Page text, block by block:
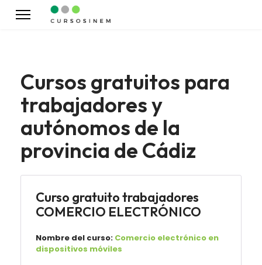
Cursos gratuitos para
trabajadores y
autónomos de la
provincia de Cádiz
Curso gratuito trabajadores
COMERCIO ELECTRÓNICO
Nombre del curso: Comercio electrónico en
dispositivos móviles